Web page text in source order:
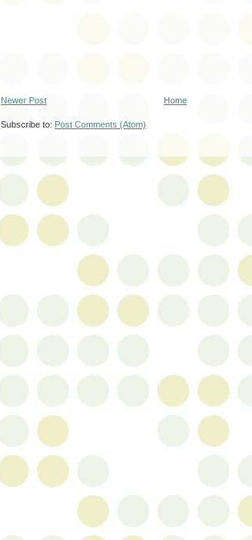
Newer Post Home
Subscribe to: Post Comments (Atom)